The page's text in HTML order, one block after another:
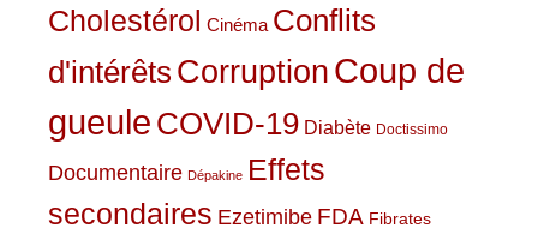
Cholestérol Cinéma Conflits
d'intérêts CorruptionCoup de
gueule COVID-19 Diabète Doctissimo
Documentaire Dépakine Effets
secondaires Ezetimibe FDA Fibrates